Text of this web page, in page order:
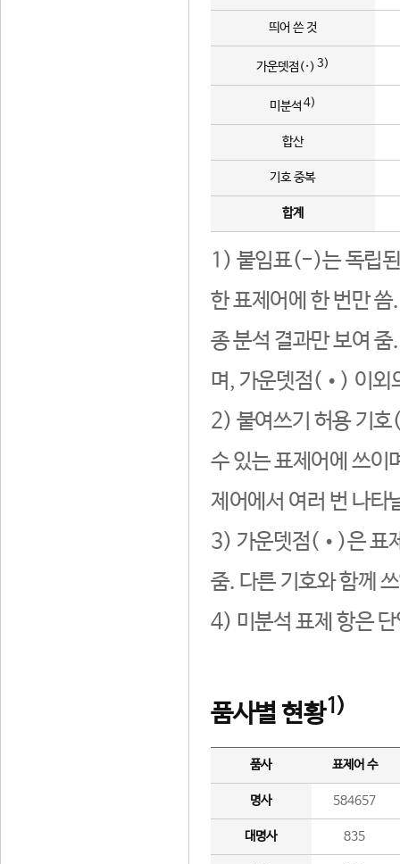
띄어 쓴 것
가운뎃점(·) 3)
미분석 4)
합산
기호 중복
합계
1) 붙임표(-)는 독립된
한 표제어에 한 번만
종 분석 결과만 보여
며, 가운뎃점(•) 이외
2) 붙여쓰기 허용 기호
수 있는 표제어에 쓰이
제어에서 여러 번 나타
3) 가운뎃점(•)은 표
줌. 다른 기호와 함께
4) 미분석 표제 항은
품사별 현황1)
품사 표제어 수
명사 584657
대명사 835